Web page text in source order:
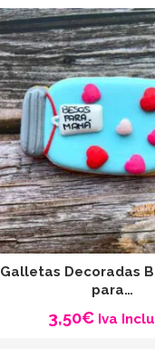
Galletas Decoradas
para…
3,50€ Iva